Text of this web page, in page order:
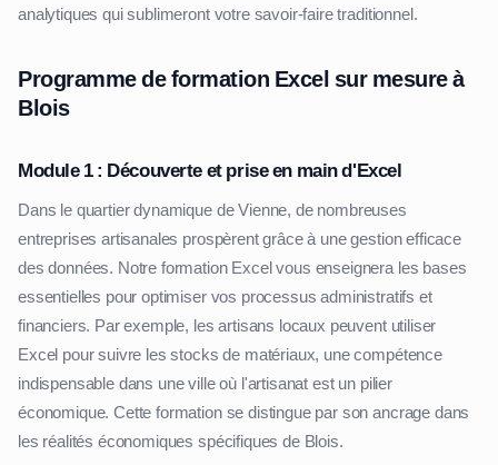
analytiques qui sublimeront votre savoir-faire traditionnel.
Programme de formation Excel sur mesure à
Blois
Module 1 : Découverte et prise en main d'Excel
Dans le quartier dynamique de Vienne, de nombreuses
entreprises artisanales prospèrent grâce à une gestion efficace
des données. Notre formation Excel vous enseignera les bases
essentielles pour optimiser vos processus administratifs et
financiers. Par exemple, les artisans locaux peuvent utiliser
Excel pour suivre les stocks de matériaux, une compétence
indispensable dans une ville où l'artisanat est un pilier
économique. Cette formation se distingue par son ancrage dans
les réalités économiques spécifiques de Blois.